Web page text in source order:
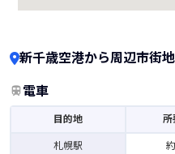
新千歳空港から周辺市街
電車
目的地 所
札幌駅